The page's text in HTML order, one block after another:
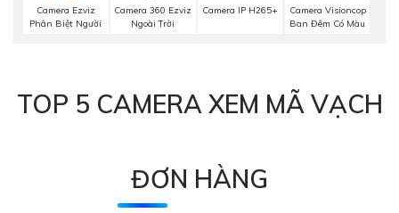
Camera Ezviz
Phân Biệt Người
Camera 360 Ezviz
Ngoài Trời
Camera IP H265+
Camera Visioncop
Ban Đêm Có Màu
TOP 5 CAMERA XEM MÃ VẠCH
ĐƠN HÀNG